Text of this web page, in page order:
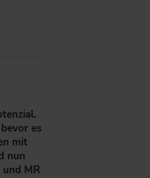
es
mit
nun
MR